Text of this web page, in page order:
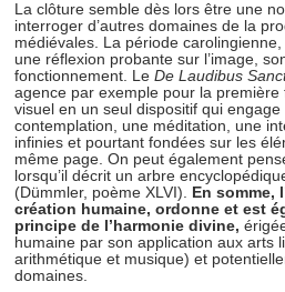
La clôture semble dès lors être une
interroger d’autres domaines de la
médiévales. La période
une réflexion probante sur l’image,
fonctionnement. Le De Laudibus
agence par exemple pour la
visuel en un seul dispositif qui
contemplation, une méditation, une
infinies et pourtant fondées sur les
même page. On peut également
lorsqu’il décrit un arbre
(Dümmler, poème XLVI). En somme,
création humaine, ordonne et est
principe de l’harmonie divine,
humaine par son application aux arts
arithmétique et musique) et
domaines.